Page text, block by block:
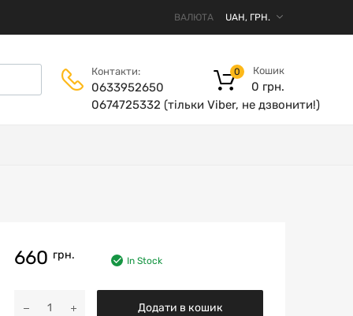
ВАЛЮТА
Контакти:
0633952650
0674725332 (тільки Viber, не дзвонити!)
Кошик
0 грн.
0
660 грн. In Stock
Додати в кошик